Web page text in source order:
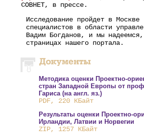
СОВНЕТ, в прессе.
Исследование пройдет в
специалистов в области
Вадим Богданов, и мы
страницах нашего портала.
Методика оценки Проектно-
стран Западной Европы от
Гариса (на англ. яз.)
PDF, 220 КБайт
Результаты оценки Проектно-
Ирландии, Латвии и Норвегии
ZIP, 1257 КБайт